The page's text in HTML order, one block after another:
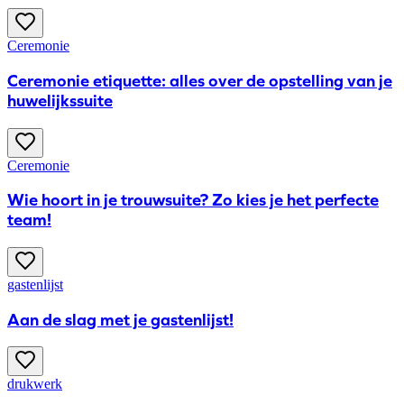
Ceremonie
Ceremonie etiquette: alles over de opstelling van je
huwelijkssuite
Ceremonie
Wie hoort in je trouwsuite? Zo kies je het perfecte
team!
gastenlijst
Aan de slag met je gastenlijst!
drukwerk